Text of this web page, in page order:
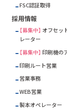
FSC認証取得
採用情報
【募集中】 オフセッ
レーター
【募集中】 印刷機の
印刷ルート営業
営業事務
WEB営業
製本オペレーター